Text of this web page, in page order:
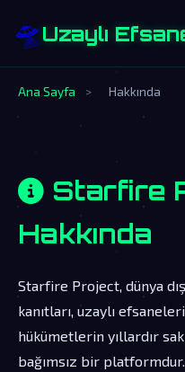
🛸Uzaylı
Ana Sayfa > Hakkında
Starfire
Hakkında
Starfire Project, dünya
kanıtları, uzaylı
hükümetlerin yıllardır
bağımsız bir platformdur.